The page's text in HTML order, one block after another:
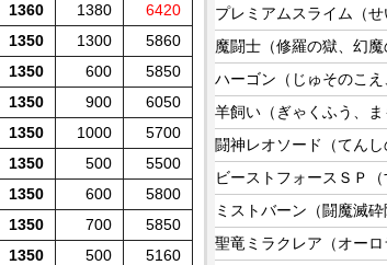
1360 1380
6420
1350 1300
5860
1350 600
5850
1350 900
6050
1350 1000
5700
1350 500
5500
1350 600
5800
1350 700
5850
1350 500
5160
プレミアムスライム（せ
魔闘士（修羅の獄、幻魔
ハーゴン（じゅそのこえ
羊飼い（ぎゃくふう、ま
闘神レオソード（てんし
ビーストフォースＳＰ（
ミストバーン（闘魔滅砕
聖竜ミラクレア（オーロ